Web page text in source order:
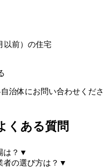
以前）の住宅
治体にお問い合わせくださ
くある質問
は？ ▼
者の選び方は？ ▼